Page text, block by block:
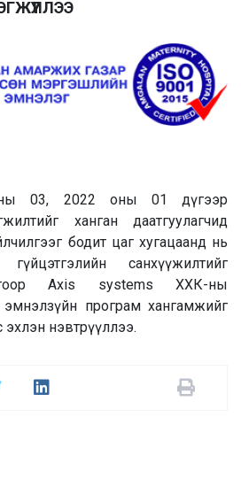
03, 2022 оны 01 дүгээр
ханган даатгуулагчид
бодит цаг хугацаанд нь
санхүүжилтийг
Axis systems ХХК-ны
эмнэлзүйн програм хангамжийг
нэвтрүүллээ.